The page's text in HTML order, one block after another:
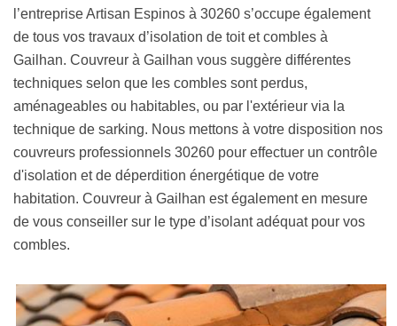
l’entreprise Artisan Espinos à 30260 s’occupe également
de tous vos travaux d’isolation de toit et combles à
Gailhan. Couvreur à Gailhan vous suggère différentes
techniques selon que les combles sont perdus,
aménageables ou habitables, ou par l'extérieur via la
technique de sarking. Nous mettons à votre disposition nos
couvreurs professionnels 30260 pour effectuer un contrôle
d'isolation et de déperdition énergétique de votre
habitation. Couvreur à Gailhan est également en mesure
de vous conseiller sur le type d’isolant adéquat pour vos
combles.